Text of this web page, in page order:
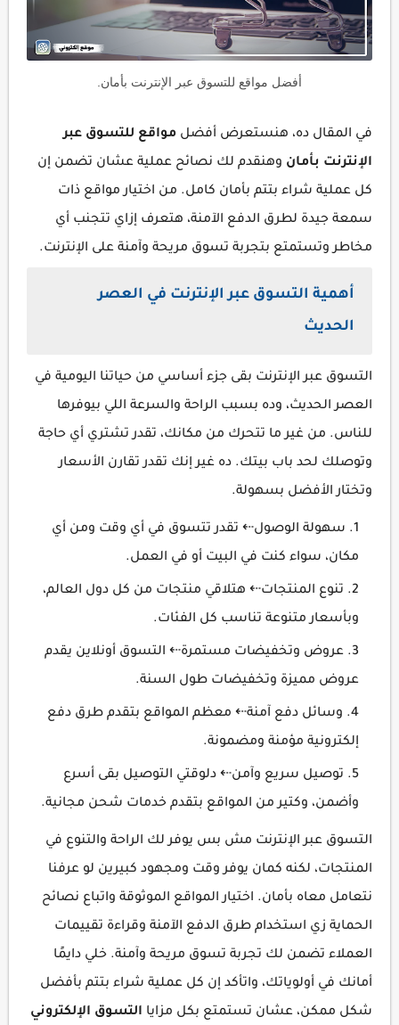
أفضل مواقع للتسوق عبر الإنترنت بأمان.
في المقال ده، هنستعرض أفضل مواقع للتسوق عبر
الإنترنت بأمان وهنقدم لك نصائح عملية عشان تضمن إن
كل عملية شراء بتتم بأمان كامل. من اختيار مواقع ذات
سمعة جيدة لطرق الدفع الآمنة، هتعرف إزاي تتجنب أي
مخاطر وتستمتع بتجربة تسوق مريحة وآمنة على الإنترنت.
أهمية التسوق عبر الإنترنت في العصر
الحديث
التسوق عبر الإنترنت بقى جزء أساسي من حياتنا اليومية في
العصر الحديث، وده بسبب الراحة والسرعة اللي بيوفرها
للناس. من غير ما تتحرك من مكانك، تقدر تشتري أي حاجة
وتوصلك لحد باب بيتك. ده غير إنك تقدر تقارن الأسعار
وتختار الأفضل بسهولة.
سهولة الوصول⇠ تقدر تتسوق في أي وقت ومن أي
مكان، سواء كنت في البيت أو في العمل.
تنوع المنتجات⇠ هتلاقي منتجات من كل دول العالم،
وبأسعار متنوعة تناسب كل الفئات.
عروض وتخفيضات مستمرة⇠ التسوق أونلاين يقدم
عروض مميزة وتخفيضات طول السنة.
وسائل دفع آمنة⇠ معظم المواقع بتقدم طرق دفع
إلكترونية مؤمنة ومضمونة.
توصيل سريع وآمن⇠ دلوقتي التوصيل بقى أسرع
وأضمن، وكتير من المواقع بتقدم خدمات شحن مجانية.
التسوق عبر الإنترنت مش بس يوفر لك الراحة والتنوع في
المنتجات، لكنه كمان يوفر وقت ومجهود كبيرين لو عرفنا
نتعامل معاه بأمان. اختيار المواقع الموثوقة واتباع نصائح
الحماية زي استخدام طرق الدفع الآمنة وقراءة تقييمات
العملاء تضمن لك تجربة تسوق مريحة وآمنة. خلي دايمًا
أمانك في أولوياتك، واتأكد إن كل عملية شراء بتتم بأفضل
شكل ممكن، عشان تستمتع بكل مزايا التسوق الإلكتروني